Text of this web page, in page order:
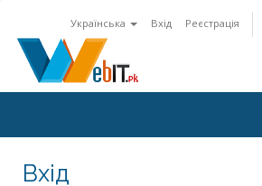
Українська Вхід Реєстрація
Вхід